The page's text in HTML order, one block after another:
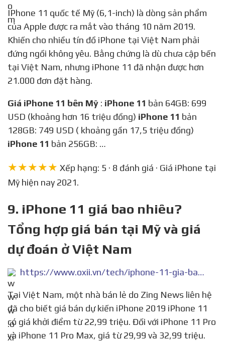
IPhone 11 quốc tế Mỹ (6,1-inch) là dòng sản phẩm
của Apple được ra mắt vào tháng 10 năm 2019.
Khiến cho nhiều tín đồ iPhone tại Việt Nam phải
đứng ngồi không yêu. Bằng chứng là dù chưa cập bến
tại Việt Nam, nhưng iPhone 11 đã nhận được hơn
21.000 đơn đặt hàng.
Giá iPhone 11 bên Mỹ : iPhone 11 bản 64GB: 699
USD (khoảng hơn 16 triệu đồng) iPhone 11 bản
128GB: 749 USD ( khoảng gần 17,5 triệu đồng)
iPhone 11 bản 256GB: …
★★★★★ Xếp hạng: 5 · 8 đánh giá · Giá iPhone tại
Mỹ hiện nay 2021.
9. iPhone 11 giá bao nhiêu?
Tổng hợp giá bán tại Mỹ và giá
dự đoán ở Việt Nam
https://www.oxii.vn/tech/iphone-11-gia-bao-nhieu-tong-hop-gia-ban-tai-my-va-gia-du-doan-o-viet-nam-15293.html
Tại Việt Nam, một nhà bán lẻ do Zing News liên hệ
đã cho biết giá bán dự kiến iPhone 2019 iPhone 11
có giá khởi điểm từ 22,99 triệu. Đối với iPhone 11 Pro
và iPhone 11 Pro Max, giá từ 29,99 và 32,99 triệu.